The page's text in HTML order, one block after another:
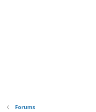
Forums